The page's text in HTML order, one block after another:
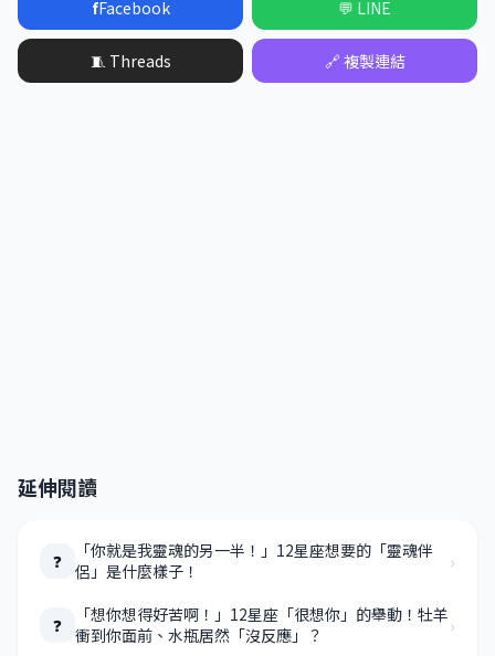
fFacebook 💬 LINE
🧵 Threads 🔗 複製連結
延伸閱讀
❓
「你就是我靈魂的另一半！」12星座想要的「靈魂伴
侶」是什麼樣子！
›
❓
「想你想得好苦啊！」12星座「很想你」的舉動！牡羊
衝到你面前、水瓶居然「沒反應」？
›